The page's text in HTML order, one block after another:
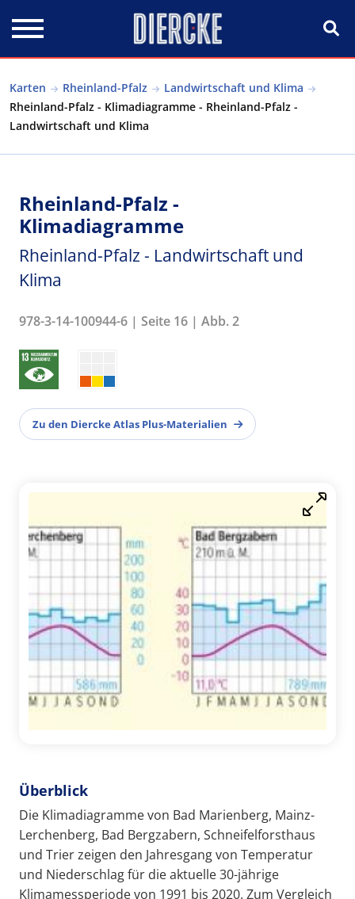
Karten Rheinland-Pfalz
Landwirtschaft und Klima
Rheinland-Pfalz - Klimadiagramme - Rheinland-Pfalz -
Landwirtschaft und Klima
Rheinland-Pfalz -
Klimadiagramme
Rheinland-Pfalz - Landwirtschaft und
Klima
978-3-14-100944-6 | Seite 16 | Abb. 2
Zu den Diercke Atlas Plus-Materialien
Überblick
Die Klimadiagramme von Bad Marienberg, Mainz-
Lerchenberg, Bad Bergzabern, Schneifelforsthaus
und Trier zeigen den Jahresgang von Temperatur
und Niederschlag für die aktuelle 30-jährige
Klimamessperiode von 1991 bis 2020. Zum Vergleich